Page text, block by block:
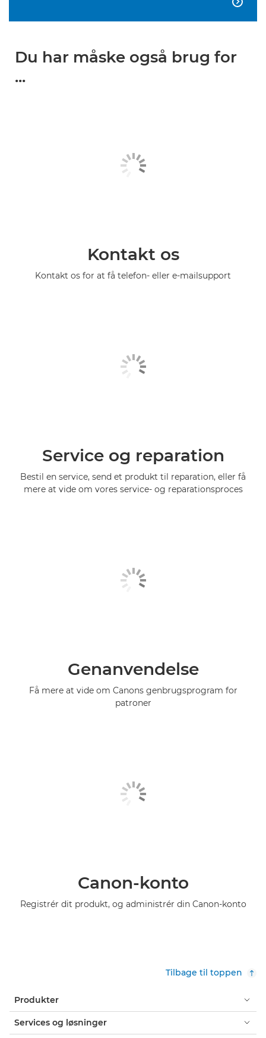

Du har måske også brug for
...
Kontakt os
Kontakt os for at få telefon- eller e-mailsupport
Service og reparation
Bestil en service, send et produkt til reparation, eller få
mere at vide om vores service- og reparationsproces
Genanvendelse
Få mere at vide om Canons genbrugsprogram for
patroner
Canon-konto
Registrér dit produkt, og administrér din Canon-konto
Tilbage til toppen
Produkter
Services og løsninger